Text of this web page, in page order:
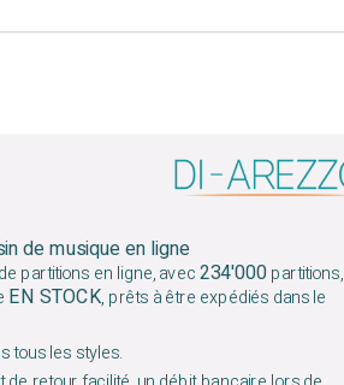
de musique en ligne
partitions en ligne, avec234'000partitions,
EN STOCK, prêts à être expédiés dans le
tous les styles.